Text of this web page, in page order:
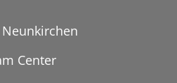
Center